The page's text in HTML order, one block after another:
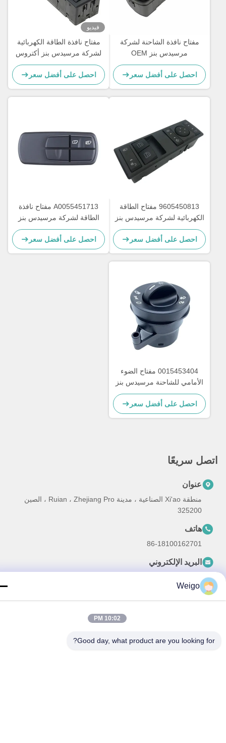
مفتاح نافذة الشاحنة لشركة
مرسيدس بنز OEM
A0045451813
احصل على أفضل سعر
فيديو
مفتاح نافذة الطاقة الكهربائية
لشركة مرسيدس بنز أكتروس
MP4 شاحنة OEM
A9605451013
احصل على أفضل سعر
9605450813 مفتاح الطاقة
الكهربائية لشركة مرسيدس بنز
أكتروس MP4 OEM
A9605450813
احصل على أفضل سعر
A0055451713 مفتاح نافذة
الطاقة لشركة مرسيدس بنز
للشاحنة OEM A0035450113
A0025450113
احصل على أفضل سعر
0015453404 مفتاح الضوء
الأمامي للشاحنة مرسيدس بنز
احصل على أفضل سعر
سريعًا
عنوان
منطقة Xi'ao الصناعية ، مدينة Ruian ، Zhejiang Pro ، الصين
325200
هاتف
86-18100162701
البريد الإلكتروني
Sales@wegoparts.com
Weigo
10:02 PM
Good day, what product are you looking for?